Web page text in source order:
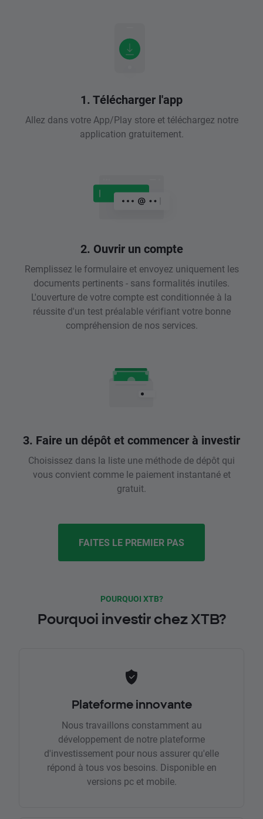
1. Télécharger l'app
Allez dans votre App/Play store et téléchargez notre
application gratuitement.
2. Ouvrir un compte
Remplissez le formulaire et envoyez uniquement les
documents pertinents - sans formalités inutiles.
L'ouverture de votre compte est conditionnée à la
réussite d'un test préalable vérifiant votre bonne
compréhension de nos services.
3. Faire un dépôt et commencer à investir
Choisissez dans la liste une méthode de dépôt qui
vous convient comme le paiement instantané et
gratuit.
FAITES LE PREMIER PAS
POURQUOI XTB?
Pourquoi investir chez XTB?
Plateforme innovante
Nous travaillons constamment au
développement de notre plateforme
d'investissement pour nous assurer qu'elle
répond à tous vos besoins. Disponible en
versions pc et mobile.